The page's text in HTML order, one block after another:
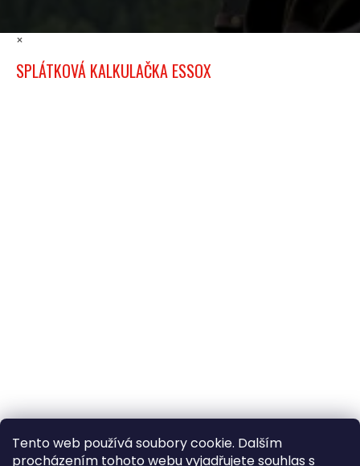
Tento web používá soubory cookie. Dalším
procházením tohoto webu vyjadřujete souhlas s
×
SPLÁTKOVÁ KALKULAČKA ESSOX